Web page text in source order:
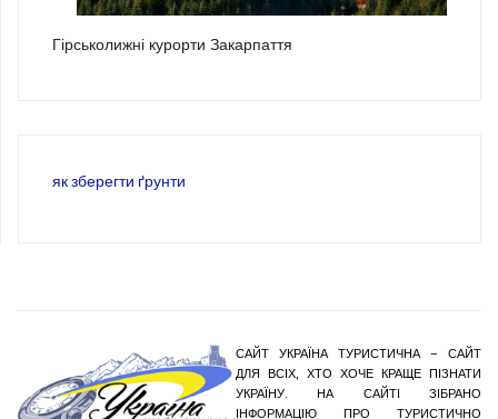
Гірськолижні курорти Закарпаття
як зберегти ґрунти
САЙТ УКРАЇНА ТУРИСТИЧНА – САЙТ
ДЛЯ ВСІХ, ХТО ХОЧЕ КРАЩЕ ПІЗНАТИ
УКРАЇНУ. НА САЙТІ ЗІБРАНО
ІНФОРМАЦІЮ ПРО ТУРИСТИЧНО